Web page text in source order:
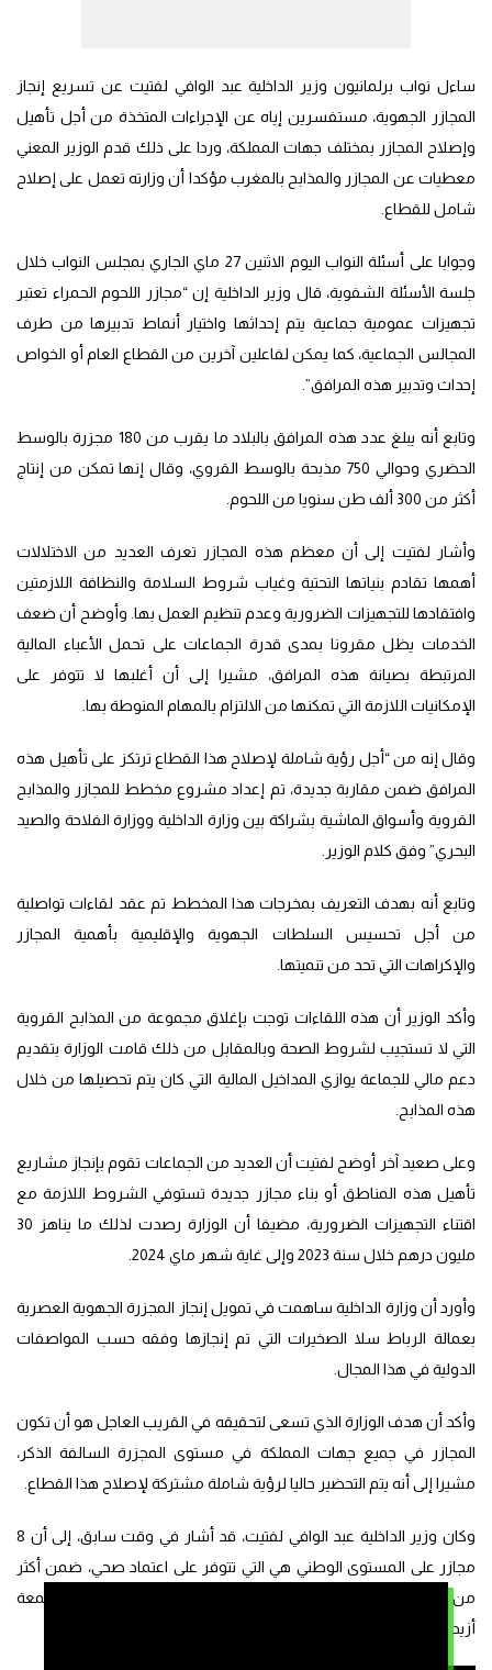
ساءل نواب برلمانيون وزير الداخلية عبد الوافي لفتيت عن تسريع إنجاز
المجازر الجهوية، مستفسرين إياه عن الإجراءات المتخذة من أجل تأهيل
وإصلاح المجازر بمختلف جهات المملكة، وردا على ذلك قدم الوزير المعني
معطيات عن المجازر والمذابح بالمغرب مؤكدا أن وزارته تعمل على إصلاح
شامل للقطاع.
وجوابا على أسئلة النواب اليوم الاثنين 27 ماي الجاري بمجلس النواب خلال
جلسة الأسئلة الشفوية، قال وزير الداخلية إن “مجازر اللحوم الحمراء تعتبر
تجهيزات عمومية جماعية يتم إحداثها واختيار أنماط تدبيرها من طرف
المجالس الجماعية، كما يمكن لفاعلين آخرين من القطاع العام أو الخواص
إحداث وتدبير هذه المرافق”.
وتابع أنه يبلغ عدد هذه المرافق بالبلاد ما يقرب من 180 مجزرة بالوسط
الحضري وحوالي 750 مذبحة بالوسط القروي، وقال إنها تمكن من إنتاج
أكثر من 300 ألف طن سنويا من اللحوم.
وأشار لفتيت إلى أن معظم هذه المجازر تعرف العديد من الاختلالات
أهمها تقادم بنياتها التحتية وغياب شروط السلامة والنظافة اللازمتين
وافتقادها للتجهيزات الضرورية وعدم تنظيم العمل بها. وأوضح أن ضعف
الخدمات يظل مقرونا بمدى قدرة الجماعات على تحمل الأعباء المالية
المرتبطة بصيانة هذه المرافق، مشيرا إلى أن أغلبها لا تتوفر على
الإمكانيات اللازمة التي تمكنها من الالتزام بالمهام المنوطة بها.
وقال إنه من “أجل رؤية شاملة لإصلاح هذا القطاع ترتكز على تأهيل هذه
المرافق ضمن مقاربة جديدة، تم إعداد مشروع مخطط للمجازر والمذابح
القروية وأسواق الماشية بشراكة بين وزارة الداخلية ووزارة الفلاحة والصيد
البحري” وفق كلام الوزير.
وتابع أنه بهدف التعريف بمخرجات هذا المخطط تم عقد لقاءات تواصلية
من أجل تحسيس السلطات الجهوية والإقليمية بأهمية المجازر
والإكراهات التي تحد من تنميتها.
وأكد الوزير أن هذه اللقاءات توجت بإغلاق مجموعة من المذابح القروية
التي لا تستجيب لشروط الصحة وبالمقابل من ذلك قامت الوزارة بتقديم
دعم مالي للجماعة يوازي المداخيل المالية التي كان يتم تحصيلها من خلال
هذه المذابح.
وعلى صعيد آخر أوضح لفتيت أن العديد من الجماعات تقوم بإنجاز مشاريع
تأهيل هذه المناطق أو بناء مجازر جديدة تستوفي الشروط اللازمة مع
اقتناء التجهيزات الضرورية، مضيفا أن الوزارة رصدت لذلك ما يناهز 30
مليون درهم خلال سنة 2023 وإلى غاية شهر ماي 2024.
وأورد أن وزارة الداخلية ساهمت في تمويل إنجاز المجزرة الجهوية العصرية
بعمالة الرباط سلا الصخيرات التي تم إنجازها وفقه حسب المواصفات
الدولية في هذا المجال.
وأكد أن هدف الوزارة الذي تسعى لتحقيقه في القريب العاجل هو أن تكون
المجازر في جميع جهات المملكة في مستوى المجزرة السالفة الذكر،
مشيرا إلى أنه يتم التحضير حاليا لرؤية شاملة مشتركة لإصلاح هذا القطاع.
وكان وزير الداخلية عبد الوافي لفتيت، قد أشار في وقت سابق، إلى أن 8
مجازر على المستوى الوطني هي التي تتوفر على اعتماد صحي، ضمن أكثر
من 180 مجزرة بالوسط الحضري و753 مجزرة بالعالم القروي تنتج مجتمعة
أزيد من 300 ألف طن سنويا من اللحوم.